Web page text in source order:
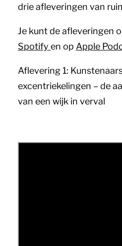
drie afleveringen van
Je kunt de afleveringen
Spotify en op Apple
Aflevering 1:
excentriekelingen – de
van een wijk in verval